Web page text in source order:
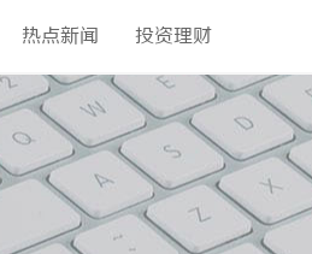
热点新闻 投资理财